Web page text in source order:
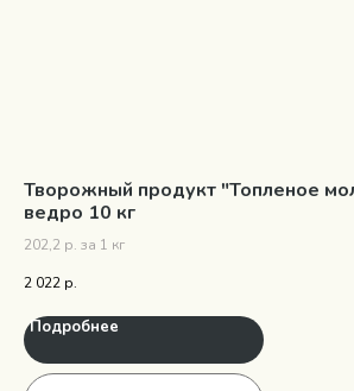
Творожный продукт "Топленое
ведро 10 кг
202,2 р. за 1 кг
2 022 р.
Подробнее